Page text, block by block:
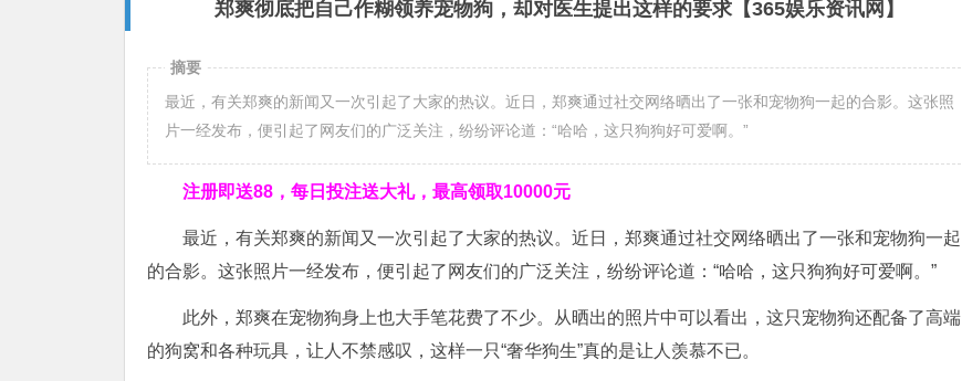
郑爽彻底把自己作糊领养宠物狗，却对医生提出这样的要求【365娱乐资讯网】
摘要
最近，有关郑爽的新闻又一次引起了大家的热议。近日，郑爽通过社交网络晒出了一张和宠物狗一起的合影。这张照
片一经发布，便引起了网友们的广泛关注，纷纷评论道：“哈哈，这只狗狗好可爱啊。”
注册即送88， 每日投注送大礼，最高领取10000元
最近，有关郑爽的新闻又一次引起了大家的热议。近日，郑爽通过社交网络晒出了一张和宠物狗一起
的合影。这张照片一经发布，便引起了网友们的广泛关注，纷纷评论道：“哈哈，这只狗狗好可爱啊。”
此外，郑爽在宠物狗身上也大手笔花费了不少。从晒出的照片中可以看出，这只宠物狗还配备了高端
的狗窝和各种玩具，让人不禁感叹，这样一只“奢华狗生”真的是让人羡慕不已。